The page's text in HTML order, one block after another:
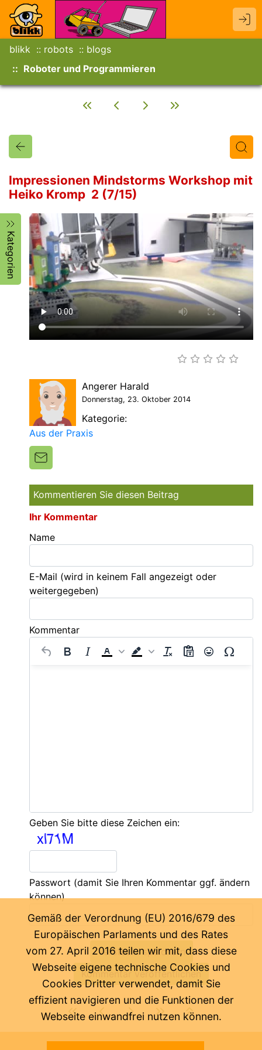
blikk robots
blogs
Roboter und Programmieren
Impressionen Mindstorms Workshop mit
Heiko Kromp 2 (7/15)
Kategorien
Angerer Harald
Donnerstag, 23. Oktober 2014
Kategorie:
Aus der Praxis
Kommentieren Sie diesen Beitrag
Ihr Kommentar
Name
E-Mail (wird in keinem Fall angezeigt oder
weitergegeben)
Kommentar
Geben Sie bitte diese Zeichen ein:
Passwort (damit Sie Ihren Kommentar ggf. ändern
können)
Gemäß der Verordnung (EU) 2016/679 des
Europäischen Parlaments und des Rates
vom 27. April 2016 teilen wir mit, dass diese
Webseite eigene technische Cookies und
Cookies Dritter verwendet, damit Sie
effizient navigieren und die Funktionen der
Webseite einwandfrei nutzen können.